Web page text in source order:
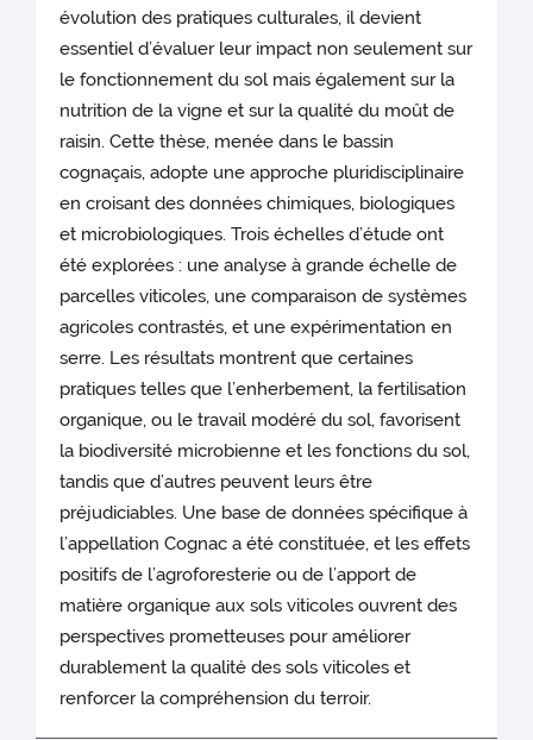
évolution des pratiques culturales, il devient
essentiel d’évaluer leur impact non seulement sur
le fonctionnement du sol mais également sur la
nutrition de la vigne et sur la qualité du moût de
raisin. Cette thèse, menée dans le bassin
cognaçais, adopte une approche pluridisciplinaire
en croisant des données chimiques, biologiques
et microbiologiques. Trois échelles d’étude ont
été explorées : une analyse à grande échelle de
parcelles viticoles, une comparaison de systèmes
agricoles contrastés, et une expérimentation en
serre. Les résultats montrent que certaines
pratiques telles que l’enherbement, la fertilisation
organique, ou le travail modéré du sol, favorisent
la biodiversité microbienne et les fonctions du sol,
tandis que d’autres peuvent leurs être
préjudiciables. Une base de données spécifique à
l’appellation Cognac a été constituée, et les effets
positifs de l’agroforesterie ou de l’apport de
matière organique aux sols viticoles ouvrent des
perspectives prometteuses pour améliorer
durablement la qualité des sols viticoles et
renforcer la compréhension du terroir.